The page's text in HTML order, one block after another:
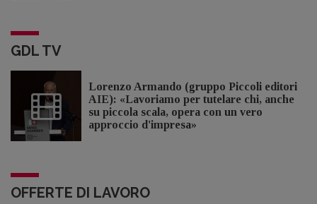
GDL TV
Lorenzo Armando (gruppo Piccoli editori
AIE): «Lavoriamo per tutelare chi, anche
su piccola scala, opera con un vero
approccio d'impresa»
OFFERTE DI LAVORO